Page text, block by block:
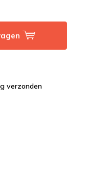
verzonden